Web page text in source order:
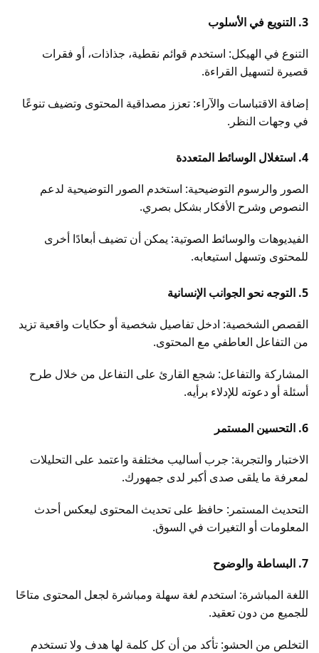
3. التنويع في الأسلوب
التنوع في الهيكل: استخدم قوائم نقطية، جذاذات، أو فقرات
قصيرة لتسهيل القراءة.
إضافة الاقتباسات والآراء: تعزز مصداقية المحتوى وتضيف تنوعًا
في وجهات النظر.
4. استغلال الوسائط المتعددة
الصور والرسوم التوضيحية: استخدم الصور التوضيحية لدعم
النصوص وشرح الأفكار بشكل بصري.
الفيديوهات والوسائط الصوتية: يمكن أن تضيف أبعادًا أخرى
للمحتوى وتسهل استيعابه.
5. التوجه نحو الجوانب الإنسانية
القصص الشخصية: ادخل تفاصيل شخصية أو حكايات واقعية تزيد
من التفاعل العاطفي مع المحتوى.
المشاركة والتفاعل: شجع القارئ على التفاعل من خلال طرح
أسئلة أو دعوته للإدلاء برأيه.
6. التحسين المستمر
الاختبار والتجربة: جرب أساليب مختلفة واعتمد على التحليلات
لمعرفة ما يلقى صدى أكبر لدى جمهورك.
التحديث المستمر: حافظ على تحديث المحتوى ليعكس أحدث
المعلومات أو التغيرات في السوق.
7. البساطة والوضوح
اللغة المباشرة: استخدم لغة سهلة ومباشرة لجعل المحتوى متاحًا
للجميع من دون تعقيد.
التخلص من الحشو: تأكد من أن كل كلمة لها هدف ولا تستخدم